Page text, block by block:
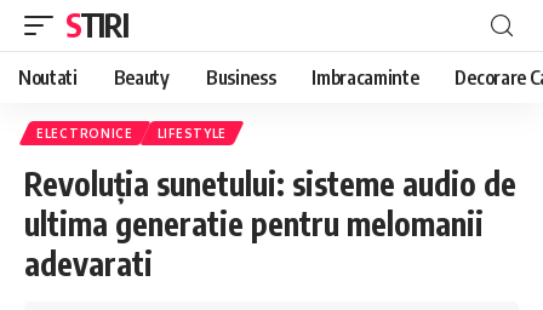
STIRI
Noutati Beauty Business Imbracaminte Decorare
ELECTRONICE LIFESTYLE
Revoluția sunetului: sisteme audio de
ultima generatie pentru melomanii
adevarati